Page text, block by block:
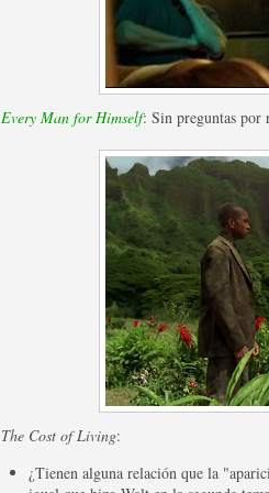
Las temporadas de
Recomendación de la semana
Galería con los
Televisión
MOLTISANTI
Every Man for Himself: Sin preguntas por
The Cost of Living:
¿Tienen alguna relación que la